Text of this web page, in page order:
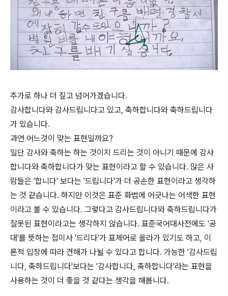
추가로 하나 더 짚고 넘어가겠습니다.
감사합니다와 감사드립니다고 있고, 축하합니다와 축하드립니다
가 있습니다.
과연 어느것이 맞는 표현일까요?
일단 감사와 축하는 하는 것이지 드리는 것이 아니기 때문에 감사
합니다와 축하합니다가 맞는 표현이라고 할 수 있습니다. 많은 사
람들은 '합니다' 보다는 '드립니다'가 더 공손한 표현이라고 생각하
는 것 같습니다. 하지만 이것은 표준 화법에 어긋나는 어색한 표현
이라고 볼 수 있습니다. 그렇다고 감사드립니다와 축하드립니다가
잘못된 표현이라고는 생각하지 않습니다. 표준국어대사전에도 '공
대'를 뜻하는 접미사 '드리다'가 표제어로 올라가 있기도 하고, 이
론적 입장에 따라 견해가 나뉠 수 있다고 합니다. 가능한 '감사드립
니다, 축하드립니다'보다는 '감사합니다, 축하합니다'라는 표현을
사용하는 것이 더 좋을 것 같다는 생각을 해봅니다.